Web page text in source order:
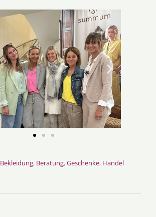
Bekleidung, Beratung,Geschenke, Handel